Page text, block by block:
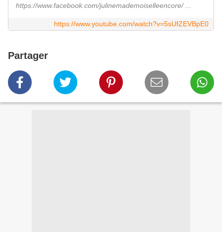
https://www.facebook.com/julinemademoiselleencore/ ...
https://www.youtube.com/watch?v=5sUfZEVBpE0
Partager